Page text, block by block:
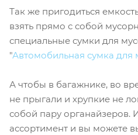
Так же пригодиться
взять прямо с собой
специальные сумки для
"Автомобильная сумка для
А чтобы в багажнике, во
не прыгали и хрупкие не
собой пару органайзеров.
ассортимент и вы можете